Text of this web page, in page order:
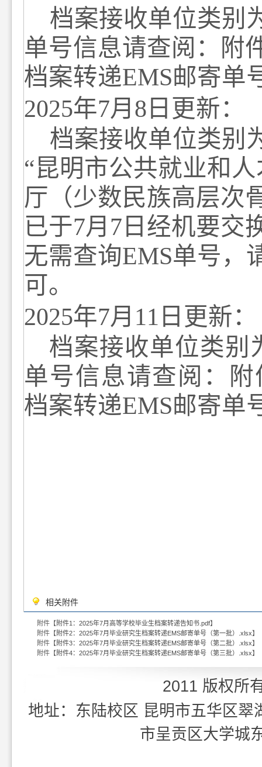
档案接收单位类别
单号信息请查阅：附
档案转递EMS邮寄单
2025年7月 8 日更新：
档案接收单位类别
“昆明市公共就业和
厅（少数民族高层次
已于7月 7 日经机要交
无需查询EMS单号，
可。
2025年7月 11 日更新：
档案接收单位类别
单号信息请查阅：附
档案转递EMS邮寄单
相关附件
附件【 附件1：2025年7月高等学校毕业生档案转递告知书.pdf】
附件【 附件2：2025年7月毕业研究生档案转递EMS邮寄单号（第一批）.xlsx】
附件【 附件3：2025年7月毕业研究生档案转递EMS邮寄单号（第二批）.xlsx】
附件【 附件4：2025年7月毕业研究生档案转递EMS邮寄单号（第三批）.xlsx】
2011 版权所
地址：东陆校区 昆明市五华区
市呈贡区大学城